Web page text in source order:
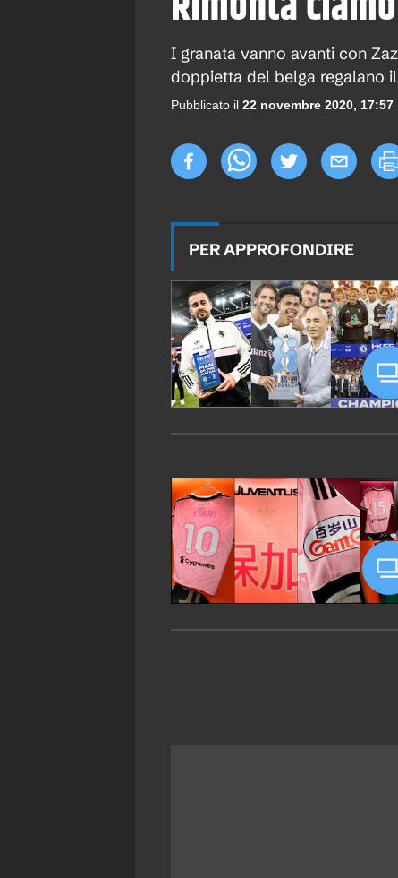
I granata vanno avanti con
doppietta del belga regalano
Pubblicato il 22 novembre 2020, 17:57
PER APPROFONDIRE